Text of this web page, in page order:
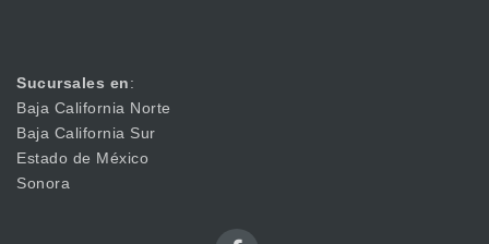
Sucursales en:
Baja California Norte
Baja California Sur
Estado de México
Sonora